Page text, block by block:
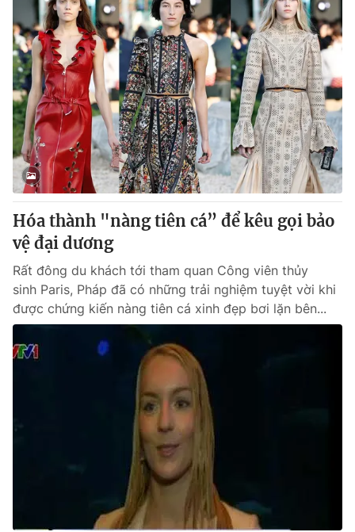
Hóa thành "nàng tiên cá” để kêu gọi bảo
vệ đại dương
Rất đông du khách tới tham quan Công viên thủy
sinh Paris, Pháp đã có những trải nghiệm tuyệt vời khi
được chứng kiến nàng tiên cá xinh đẹp bơi lặn bên...